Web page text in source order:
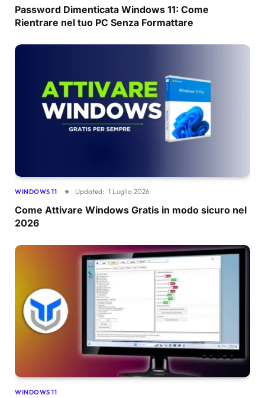
Password Dimenticata Windows 11: Come
Rientrare nel tuo PC Senza Formattare
WINDOWS 11 Updated: 1 Luglio 2026
Come Attivare Windows Gratis in modo sicuro nel
2026
WINDOWS 11